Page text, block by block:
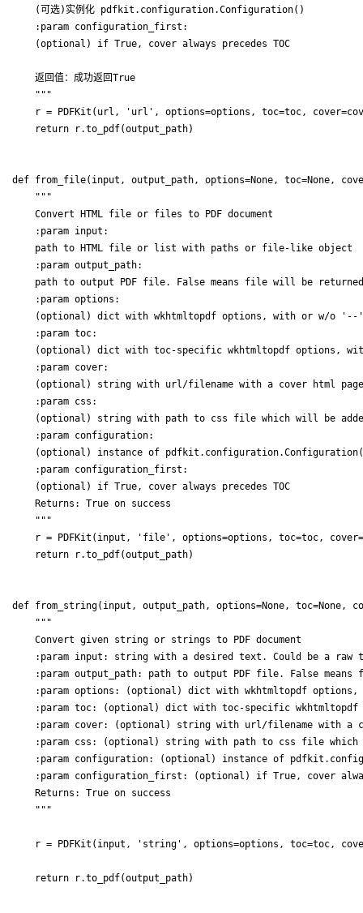
    (可选)实例化 pdfkit.configuration.Configuration()
    :param configuration_first:
    (optional) if True, cover always precedes TOC
    返回值：成功返回True
    """
r = PDFKit(url, 'url', options=options, toc=toc,
def from_file(input, output_path, options=None, toc=None,
    """
    Convert HTML file or files to PDF document
    :param input:
    path to HTML file or list with paths or file-like object
    :param output_path:
path to output PDF file. False means file will be
    :param options:
    (optional) dict with wkhtmltopdf options, with or w/o '--'
    :param toc:
(optional) dict with toc-specific wkhtmltopdf options,
    :param cover:
(optional) string with url/filename with a cover html
    :param css:
(optional) string with path to css file which will be
    :param configuration:
(optional) instance of
    :param configuration_first:
    (optional) if True, cover always precedes TOC
    Returns: True on success
    """
r = PDFKit(input, 'file', options=options, toc=toc,
def from_string(input, output_path, options=None, toc=None,
    """
    Convert given string or strings to PDF document
:param input: string with a desired text. Could be a raw
:param output_path: path to output PDF file. False means
:param options: (optional) dict with wkhtmltopdf options,
:param toc: (optional) dict with toc-specific
:param cover: (optional) string with url/filename with a
:param css: (optional) string with path to css file
:param configuration: (optional) instance of
:param configuration_first: (optional) if True, cover
    Returns: True on success
    """
r = PDFKit(input, 'string', options=options, toc=toc,